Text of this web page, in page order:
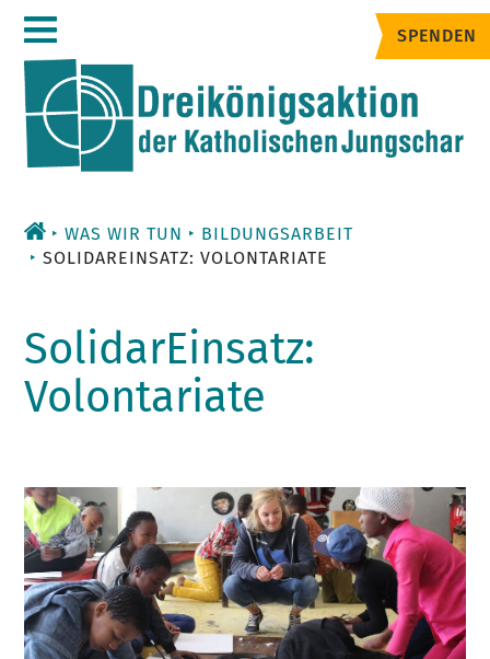
Zum
Inhalt
SPENDEN
WAS WIR TUN
BILDUNGSARBEIT
SOLIDAREINSATZ: VOLONTARIATE
SolidarEinsatz:
Volontariate